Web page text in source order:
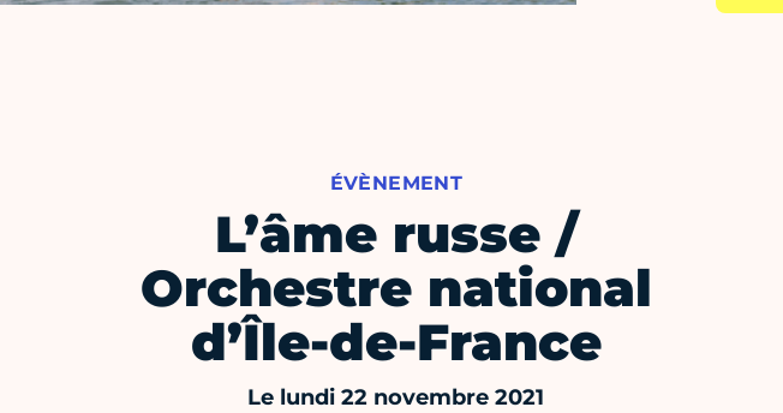
ÉVÈNEMENT
L’âme russe /
Orchestre national
d’Île-de-France
Le lundi 22 novembre 2021